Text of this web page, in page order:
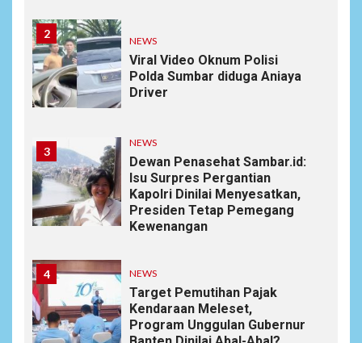
2
NEWS
Viral Video Oknum Polisi
Polda Sumbar diduga Aniaya
Driver
3
NEWS
Dewan Penasehat Sambar.id:
Isu Surpres Pergantian
Kapolri Dinilai Menyesatkan,
Presiden Tetap Pemegang
Kewenangan
4 NEWS
Target Pemutihan Pajak
Kendaraan Meleset,
Program Unggulan Gubernur